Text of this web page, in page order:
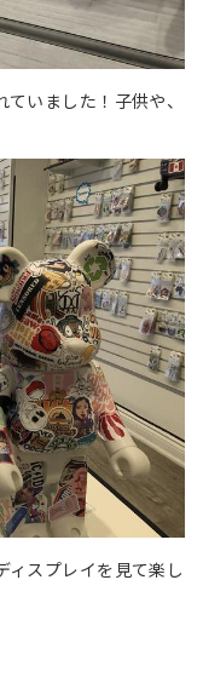
いました！子供や、
ィスプレイを見て楽し